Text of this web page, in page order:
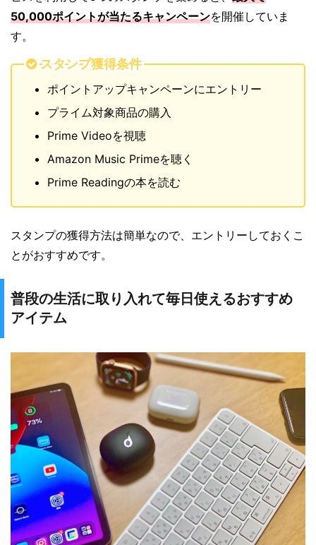
50,000ポイントが当たるキャンペーンを開催していま
す。
スタンプ獲得条件
ポイントアップキャンペーンにエントリー
プライム対象商品の購入
Prime Videoを視聴
Amazon Music Primeを聴く
Prime Readingの本を読む
スタンプの獲得方法は簡単なので、エントリーしておくこ
とがおすすめです。
普段の生活に取り入れて毎日使えるおすすめ
アイテム